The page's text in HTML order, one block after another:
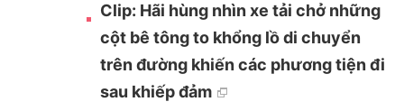
Clip: Hãi hùng nhìn xe tải chở những
cột bê tông to khổng lồ di chuyển
trên đường khiến các phương tiện đi
sau khiếp đảm